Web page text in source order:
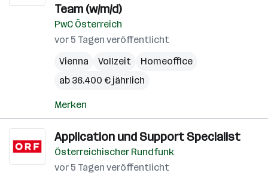
Team (w/m/d)
PwC Österreich
vor 5 Tagen veröffentlicht
Vienna
Vollzeit
Homeoffice
ab 36.400 € jährlich
Merken
Application und Support Specialist
Österreichischer Rundfunk
vor 5 Tagen veröffentlicht